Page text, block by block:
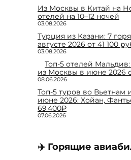
Из Москвы в Китай на
отелей на 10–12 ночей
03.08.2026
Турция из Казани: 7
августе 2026 от 41 100
03.08.2026
Топ-5 отелей
из Москвы в июне 2026
08.06.2026
Топ-5 туров во Вьетнам
июне 2026: Хойан,
69 400₽
07.06.2026
✈️ Горящие